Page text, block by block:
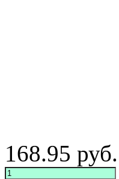
168.95 руб.